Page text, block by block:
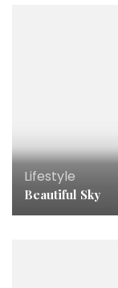
Lifestyle
Beautiful Sky